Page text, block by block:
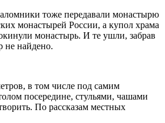
тоже передавали монастырю
монастырей России, а купол храма
монастырь. И те ушли, забрав
не найдено.
в том числе под самим
посередине, стульями, чашами
По рассказам местных